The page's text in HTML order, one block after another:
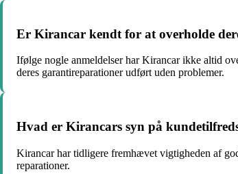
Er Kirancar kendt for at overholde
Ifølge nogle anmeldelser har Kirancar ikke altid
deres garantireparationer udført uden problemer.
Hvad er Kirancars syn på
Kirancar har tidligere fremhævet vigtigheden af
reparationer.